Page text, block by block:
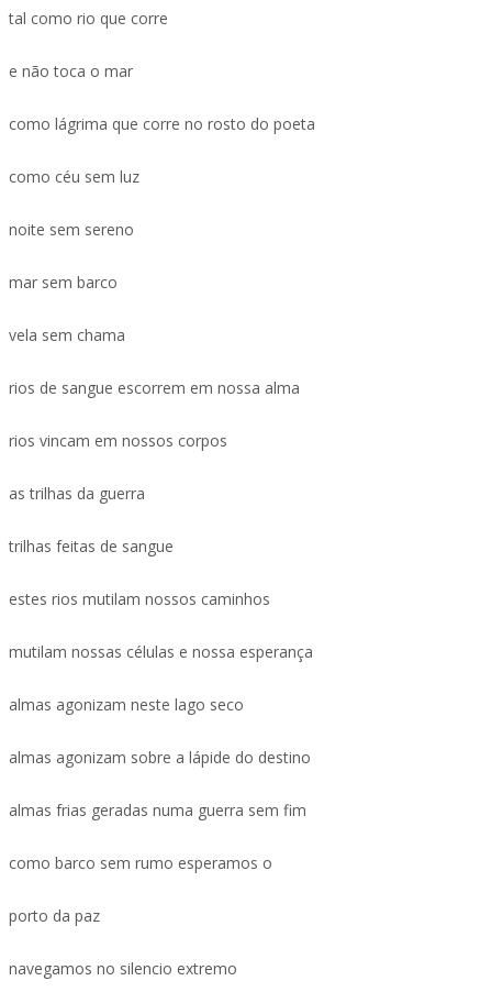
tal como rio que corre
e não toca o mar
como lágrima que corre no rosto do poeta
como céu sem luz
noite sem sereno
mar sem barco
vela sem chama
rios de sangue escorrem em nossa alma
rios vincam em nossos corpos
as trilhas da guerra
trilhas feitas de sangue
estes rios mutilam nossos caminhos
mutilam nossas células e nossa esperança
almas agonizam neste lago seco
almas agonizam sobre a lápide do destino
almas frias geradas numa guerra sem fim
como barco sem rumo esperamos o
porto da paz
navegamos no silencio extremo